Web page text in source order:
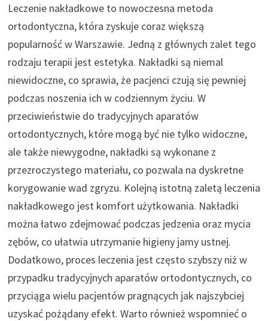
Leczenie nakładkowe to nowoczesna metoda
ortodontyczna, która zyskuje coraz większą
popularność w Warszawie. Jedną z głównych zalet tego
rodzaju terapii jest estetyka. Nakładki są niemal
niewidoczne, co sprawia, że pacjenci czują się pewniej
podczas noszenia ich w codziennym życiu. W
przeciwieństwie do tradycyjnych aparatów
ortodontycznych, które mogą być nie tylko widoczne,
ale także niewygodne, nakładki są wykonane z
przezroczystego materiału, co pozwala na dyskretne
korygowanie wad zgryzu. Kolejną istotną zaletą leczenia
nakładkowego jest komfort użytkowania. Nakładki
można łatwo zdejmować podczas jedzenia oraz mycia
zębów, co ułatwia utrzymanie higieny jamy ustnej.
Dodatkowo, proces leczenia jest często szybszy niż w
przypadku tradycyjnych aparatów ortodontycznych, co
przyciąga wielu pacjentów pragnących jak najszybciej
uzyskać pożądany efekt. Warto również wspomnieć o